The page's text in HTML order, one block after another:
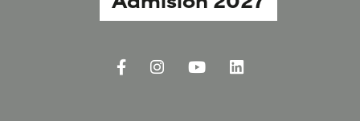
Admisión 2027